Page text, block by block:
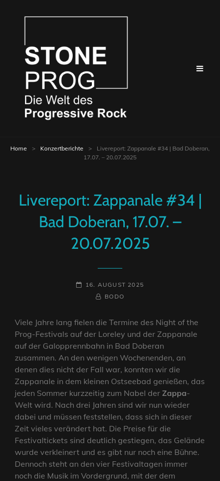
Home > Konzertberichte >
Livereport: Zappanale #34 | Bad Doberan,
17.07. – 20.07.2025
Livereport: Zappanale #34 |
Bad Doberan, 17.07. –
20.07.2025
POSTED-
16. AUGUST 2025
BY
BYLINE
BODO
Viele Jahre lang fielen die Termine des Night of the
Prog-Festivals auf der Loreley und der Zappanale
auf der Galopprennbahn in Bad Doberan
zusammen. An den wenigen Wochenenden, an
denen dies nicht der Fall war, konnten wir die
Zappanale in dem kleinen Ostseebad genießen, das
jeden Sommer kurzzeitig zum Nabel der Zappa-
Welt wird. Nach drei Jahren sind wir nun wieder
dabei und müssen feststellen, dass sich in dieser
Zeit vieles verändert hat. Die Preise für die
Festivaltickets sind deutlich gestiegen, das Gelände
wurde verkleinert und es gibt nur noch eine Bühne.
Dennoch steht an den vier Festivaltagen immer
noch die Musik im Vordergrund, mit der dem